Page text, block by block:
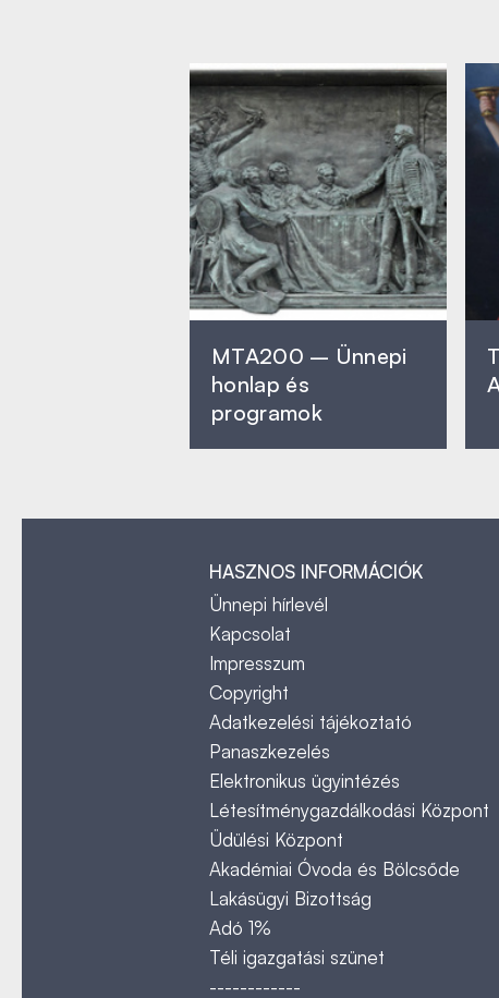
MTA200 – Ünnepi
honlap és
programok
HASZNOS INFORMÁCIÓK
Ünnepi hírlevél
Kapcsolat
Impresszum
Copyright
Adatkezelési tájékoztató
Panaszkezelés
Elektronikus ügyintézés
Létesítménygazdálkodási Központ
Üdülési Központ
Akadémiai Óvoda és Bölcsőde
Lakásügyi Bizottság
Adó 1%
Téli igazgatási szünet
------------